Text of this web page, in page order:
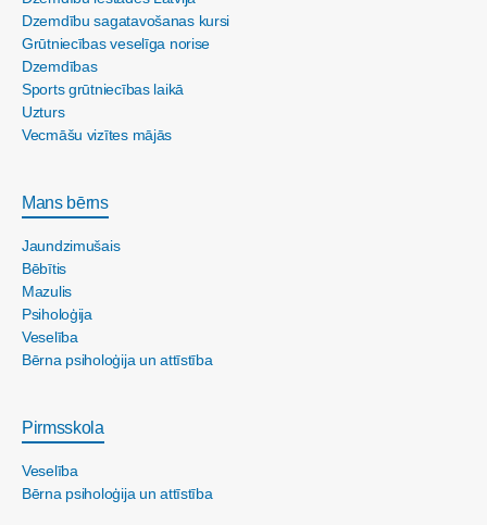
Dzemdību sagatavošanas kursi
Grūtniecības veselīga norise
Dzemdības
Sports grūtniecības laikā
Uzturs
Vecmāšu vizītes mājās
Mans bērns
Jaundzimušais
Bēbītis
Mazulis
Psiholoģija
Veselība
Bērna psiholoģija un attīstība
Pirmsskola
Veselība
Bērna psiholoģija un attīstība